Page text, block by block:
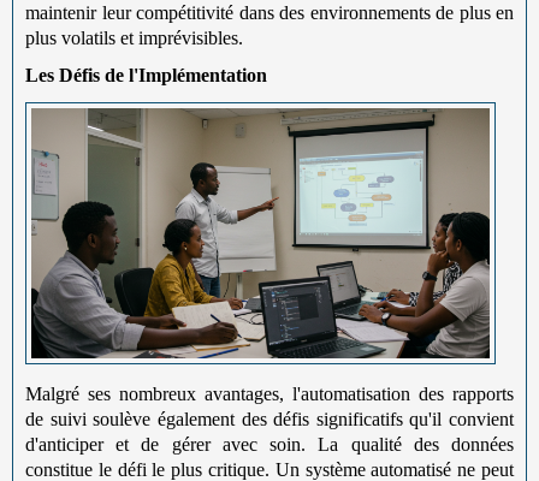
maintenir leur compétitivité dans des environnements de plus en
plus volatils et imprévisibles.
Les Défis de l'Implémentation
Malgré ses nombreux avantages, l'automatisation des rapports
de suivi soulève également des défis significatifs qu'il convient
d'anticiper et de gérer avec soin. La qualité des données
constitue le défi le plus critique. Un système automatisé ne peut